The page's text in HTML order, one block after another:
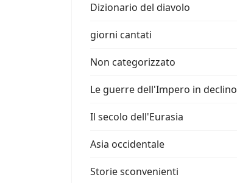
Dizionario del diavolo
giorni cantati
Non categorizzato
Le guerre dell'Impero in declino
Il secolo dell'Eurasia
Asia occidentale
Storie sconvenienti